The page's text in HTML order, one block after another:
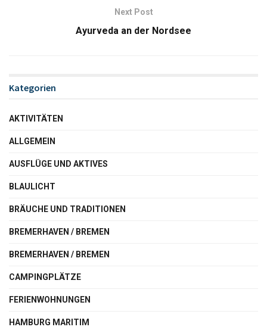
Next Post
Ayurveda an der Nordsee
Kategorien
AKTIVITÄTEN
ALLGEMEIN
AUSFLÜGE UND AKTIVES
BLAULICHT
BRÄUCHE UND TRADITIONEN
BREMERHAVEN / BREMEN
BREMERHAVEN / BREMEN
CAMPINGPLÄTZE
FERIENWOHNUNGEN
HAMBURG MARITIM